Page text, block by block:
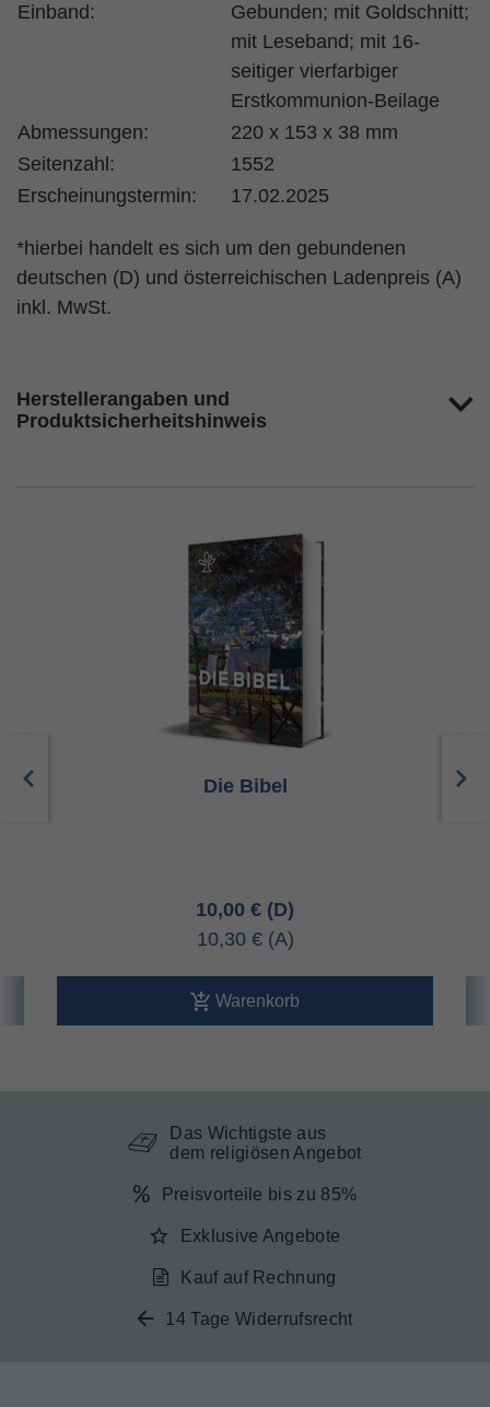
Einband:
Gebunden; mit Goldschnitt;
mit Leseband; mit 16-
seitiger vierfarbiger
Erstkommunion-Beilage
Abmessungen:
220 x 153 x 38 mm
Seitenzahl:
1552
Erscheinungstermin:
17.02.2025
*hierbei handelt es sich um den gebundenen
deutschen (D) und österreichischen Ladenpreis (A)
inkl. MwSt.
Herstellerangaben und
Produktsicherheitshinweis
Die Bibel
10,00 €
10,30 €
Warenkorb
Das Wichtigste aus
dem religiösen Angebot
Preisvorteile bis zu 85%
Exklusive Angebote
Kauf auf Rechnung
14 Tage Widerrufsrecht